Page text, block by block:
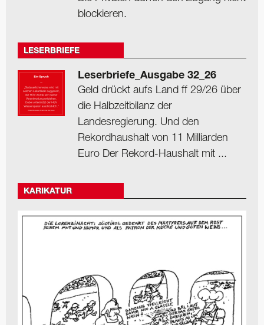
blockieren.
LESERBRIEFE
Leserbriefe_Ausgabe 32_26
Geld drückt aufs Land ff 29/26 über
die Halbzeitbilanz der
Landesregierung. Und den
Rekordhaushalt von 11 Milliarden
Euro Der Rekord-Haushalt mit ...
KARIKATUR